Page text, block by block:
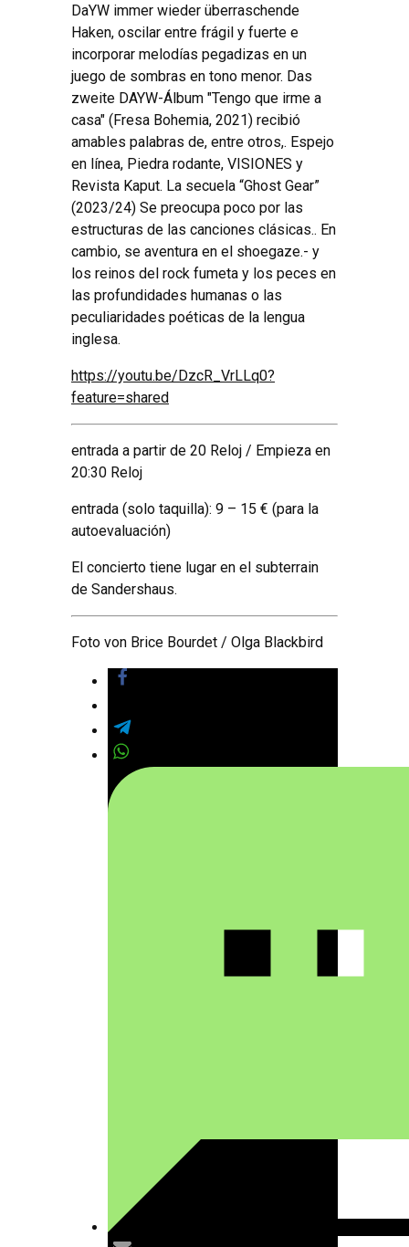
DaYW immer wieder überraschende
Haken, oscilar entre frágil y fuerte e
incorporar melodías pegadizas en un
juego de sombras en tono menor. Das
zweite DAYW-Álbum "Tengo que irme a
casa" (Fresa Bohemia, 2021) recibió
amables palabras de, entre otros,. Espejo
en línea, Piedra rodante, VISIONES y
Revista Kaput. La secuela “Ghost Gear”
(2023/24) Se preocupa poco por las
estructuras de las canciones clásicas.. En
cambio, se aventura en el shoegaze.- y
los reinos del rock fumeta y los peces en
las profundidades humanas o las
peculiaridades poéticas de la lengua
inglesa.
https://youtu.be/DzcR_VrLLq0?
feature=shared
entrada a partir de 20 Reloj / Empieza en
20:30 Reloj
entrada (solo taquilla): 9 – 15 € (para la
autoevaluación)
El concierto tiene lugar en el subterrain
de Sandershaus.
Foto von Brice Bourdet / Olga Blackbird